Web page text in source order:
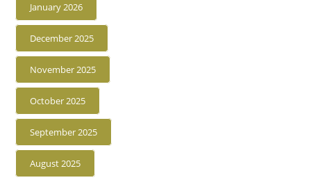
January 2026
December 2025
November 2025
October 2025
September 2025
August 2025